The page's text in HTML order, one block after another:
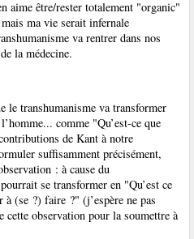
aime être/rester totalement "organic"
ma vie serait infernale
va rentrer dans nos
la médecine.
le transhumanisme va transformer
comme "Qu’est-ce que
de Kant à notre
suffisamment précisément,
: à cause du
se transformer en "Qu’est ce
à (se ?) faire ?" (j’espère ne pas
cette observation pour la soumettre à